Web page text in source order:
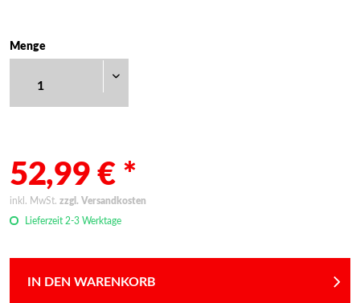
Menge
52,99 € *
inkl. MwSt. zzgl. Versandkosten
Lieferzeit 2-3 Werktage
IN DEN WARENKORB